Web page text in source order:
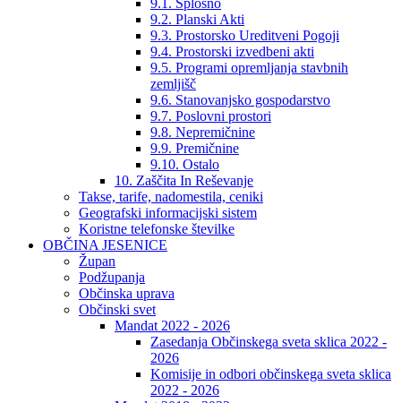
9.2. Planski Akti
9.3. Prostorsko Ureditveni Pogoji
9.4. Prostorski izvedbeni akti
9.5. Programi opremljanja stavbnih
zemljišč
9.6. Stanovanjsko gospodarstvo
9.7. Poslovni prostori
9.8. Nepremičnine
9.9. Premičnine
9.10. Ostalo
10. Zaščita In Reševanje
Takse, tarife, nadomestila, ceniki
Geografski informacijski sistem
Koristne telefonske številke
OBČINA JESENICE
Župan
Podžupanja
Občinska uprava
Občinski svet
Mandat 2022 - 2026
Zasedanja Občinskega sveta sklica 2022 -
2026
Komisije in odbori občinskega sveta sklica
2022 - 2026